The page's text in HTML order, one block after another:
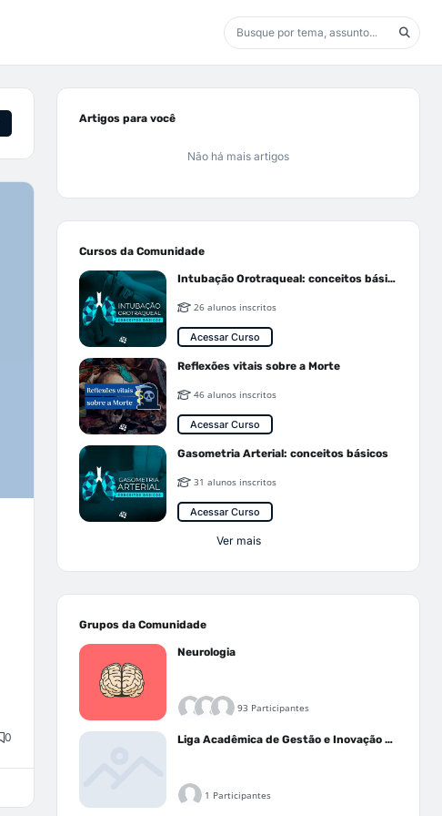
0
Artigos para você
Não há mais artigos
Cursos da Comunidade
Intubação Orotraqueal: conceitos básicos
26 alunos inscritos
Acessar Curso
Reflexões vitais sobre a Morte
46 alunos inscritos
Acessar Curso
Gasometria Arterial: conceitos básicos
31 alunos inscritos
Acessar Curso
Ver mais
Grupos da Comunidade
Neurologia
93 Participantes
Liga Acadêmica de Gestão e Inovação Médica - LAGIM
1 Participantes